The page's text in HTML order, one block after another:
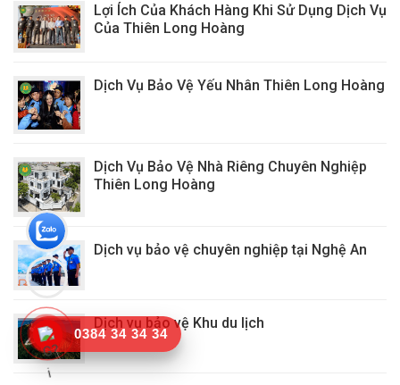
Lợi Ích Của Khách Hàng Khi Sử Dụng Dịch Vụ
Của Thiên Long Hoàng
Dịch Vụ Bảo Vệ Yếu Nhân Thiên Long Hoàng
Dịch Vụ Bảo Vệ Nhà Riêng Chuyên Nghiệp
Thiên Long Hoàng
Dịch vụ bảo vệ chuyên nghiệp tại Nghệ An
Dịch vụ bảo vệ Khu du lịch
0384 34 34 34